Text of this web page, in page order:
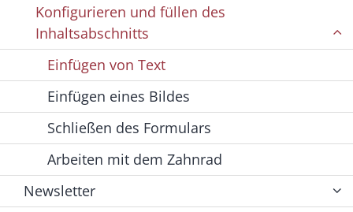
Konfigurieren und füllen des
Inhaltsabschnitts
Einfügen von Text
Einfügen eines Bildes
Schließen des Formulars
Arbeiten mit dem Zahnrad
Newsletter